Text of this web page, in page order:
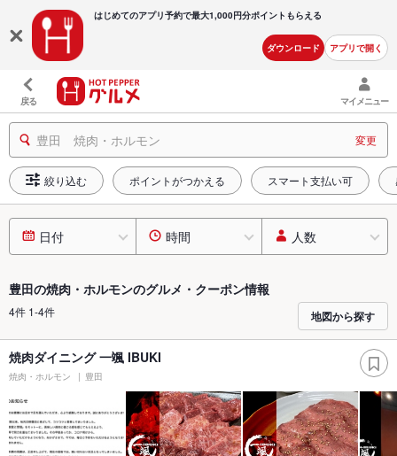
はじめてのアプリ予約で最大1,000円分ポイントもらえる
ダウンロード アプリで開く
戻る マイメニュー
豊田 焼肉・ホルモン 変更
絞り込む ポイントがつかえる スマート支払い可
日付 時間 人数
豊田の焼肉・ホルモンのグルメ・クーポン情報
4件 1-4件 地図から探す
焼肉ダイニング 一颯 IBUKI
焼肉・ホルモン 豊田